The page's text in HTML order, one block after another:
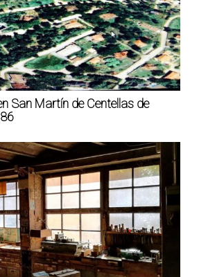
San Martín de Centellas de